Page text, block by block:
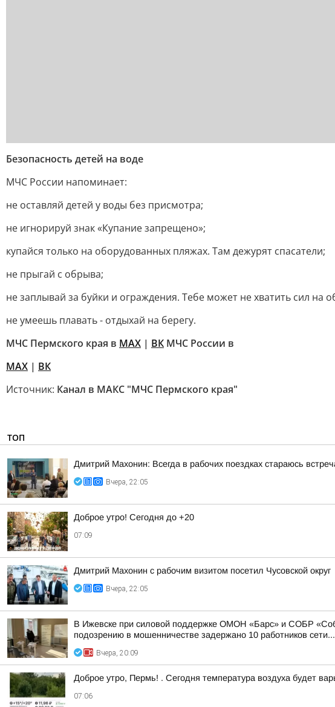
Безопасность детей на воде
МЧС России напоминает:
не оставляй детей у воды без присмотра;
не игнорируй знак «Купание запрещено»;
купайся только на оборудованных пляжах. Там дежурят спасатели;
не прыгай с обрыва;
не заплывай за буйки и ограждения. Тебе может не хватить сил на
не умеешь плавать - отдыхай на берегу.
МЧС Пермского края в MAX | ВК МЧС России в
MAX | ВК
Источник: Канал в МАКС "МЧС Пермского края"
ТОП
Дмитрий Махонин: Всегда в рабочих поездках стараюсь
Вчера, 22:05
Доброе утро! Сегодня до +20
07:09
Дмитрий Махонин с рабочим визитом посетил Чусовской округ
Вчера, 22:05
В Ижевске при силовой поддержке ОМОН «Барс» и СОБР
подозрению в мошенничестве задержано 10 работников сети...
Вчера, 20:09
Доброе утро, Пермь! . Сегодня температура воздуха будет
07:06